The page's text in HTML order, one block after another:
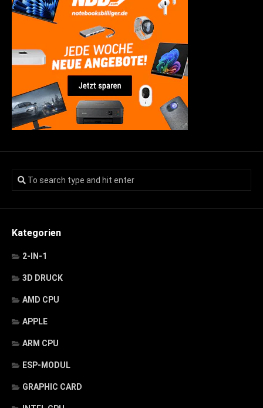
Kategorien
2-IN-1
3D DRUCK
AMD CPU
APPLE
ARM CPU
ESP-MODUL
GRAPHIC CARD